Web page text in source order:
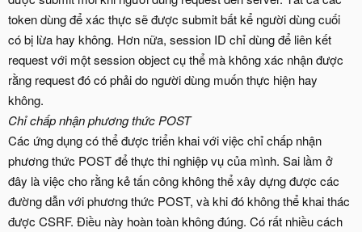
token dùng để xác thực sẽ được submit bất kể người dùng cuối
có bị lừa hay không. Hơn nữa, session ID chỉ dùng để liên kết
request với một session object cụ thể mà không xác nhận được
rằng request đó có phải do người dùng muốn thực hiện hay
không.
Chỉ chấp nhận phương thức POST
Các ứng dụng có thể được triển khai với việc chỉ chấp nhận
phương thức POST để thực thi nghiệp vụ của mình. Sai lầm ở
đây là việc cho rằng kẻ tấn công không thể xây dựng được các
đường dẫn với phương thức POST, và khi đó không thể khai thác
được CSRF. Điều này hoàn toàn không đúng. Có rất nhiều cách